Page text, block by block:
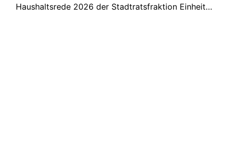
Haushaltsrede 2026 der Stadtratsfraktion Einheitsblock Freie Wählerschaft 2020 - 2026